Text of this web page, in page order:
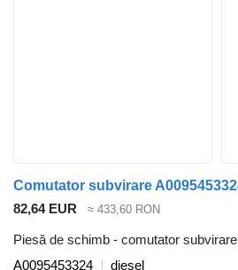
82,64 EUR ≈ 433,60 RON
Piesă de schimb - comutator subvirare
A0095453324
diesel